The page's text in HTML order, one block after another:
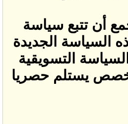
أن تتبع سياسة
السياسة الجديدة
التسويقية
يستلم حصريا